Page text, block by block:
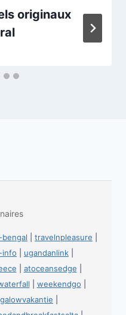
originaux
bengal travelnpleasure
info ugandanlink
atoceansedge
weekendgo